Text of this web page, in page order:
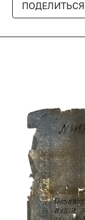
ПОДЕЛИТЬСЯ